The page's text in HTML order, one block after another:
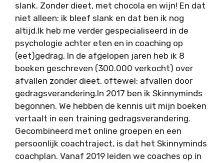
slank. Zonder dieet, met chocola en wijn! En dat
niet alleen: ik bleef slank en dat ben ik nog
altijd.Ik heb me verder gespecialiseerd in de
psychologie achter eten en in coaching op
(eet)gedrag. In de afgelopen jaren heb ik 8
boeken geschreven (300.000 verkocht) over
afvallen zonder dieet, oftewel: afvallen door
gedragsverandering.In 2017 ben ik Skinnyminds
begonnen. We hebben de kennis uit mijn boeken
vertaalt in een training gedragsverandering.
Gecombineerd met online groepen en een
persoonlijk coachtraject, is dat het Skinnyminds
coachplan. Vanaf 2019 leiden we coaches op in